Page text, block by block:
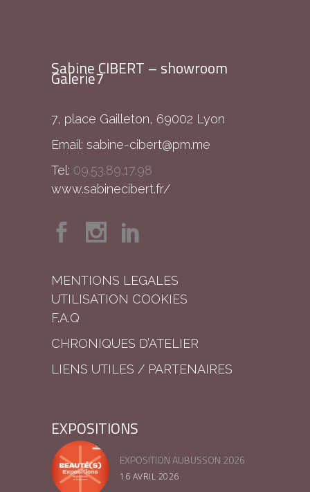
Sabine CIBERT – showroom
Galerie7
7, place Gailleton, 69002 Lyon
Email: sabine-cibert@pm.me
Tel: 09.53.89.17.98
www.sabinecibert.fr/
MENTIONS LEGALES
UTILISATION COOKIES
F.A.Q
CHRONIQUES D’ATELIER
LIENS UTILES / PARTENAIRES
EXPOSITIONS
EXPOSITION AUBUSSON 2026
16 AVRIL 2026